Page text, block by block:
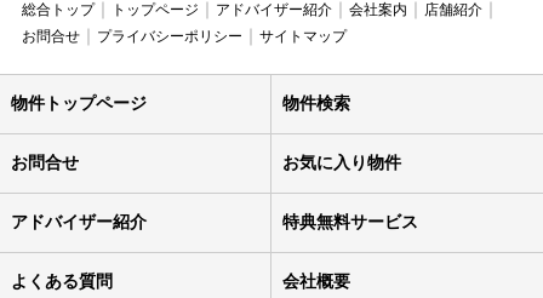
総合トップ トップページ アドバイザー紹介 会社案内
店舗紹介
お問合せ
プライバシーポリシー サイトマップ
物件トップページ 物件検索
お問合せ お気に入り物件
アドバイザー紹介 特典無料サービス
よくある質問 会社概要